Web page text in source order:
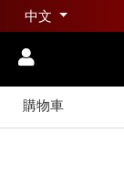
中文
購物車